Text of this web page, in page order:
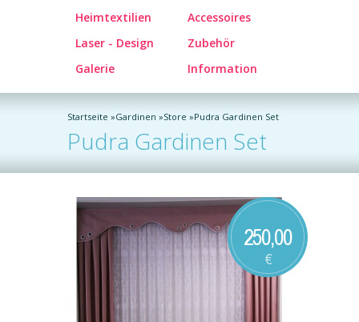
Heimtextilien
Accessoires
Laser - Design
Zubehör
Galerie
Information
Startseite »Gardinen »Store »Pudra Gardinen Set
Pudra Gardinen Set
250,00
€